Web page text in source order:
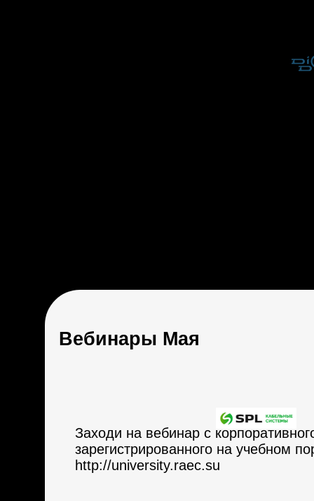
Заходи на вебинар с
зарегистрированного на учебном
http://university.raec.su
Вебинары Мая